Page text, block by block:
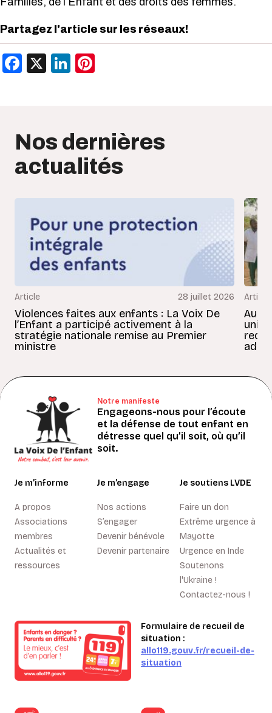
Partagez l'article sur les réseaux!
Facebook
X LinkedIn
Nos dernières
actualités
Article 28 juillet 2026
Violences faites aux enfants : La Voix De
l’Enfant a participé activement à la
stratégie nationale remise au Premier
ministre
Article
Au
Notre manifeste
Engageons-nous pour l’écoute
et la défense de tout enfant en
détresse quel qu’il soit, où qu’il
soit.
Je m’informe
A propos
Associations
membres
Actualités et
ressources
Je m’engage
Nos actions
S’engager
Devenir bénévole
Devenir partenaire
Je soutiens LVDE
Faire un don
Extrême urgence à
Mayotte
Urgence en Inde
Soutenons
l'Ukraine !
Contactez-nous !
Formulaire de recueil de
situation :
allo119.gouv.fr/recueil-de-
situation